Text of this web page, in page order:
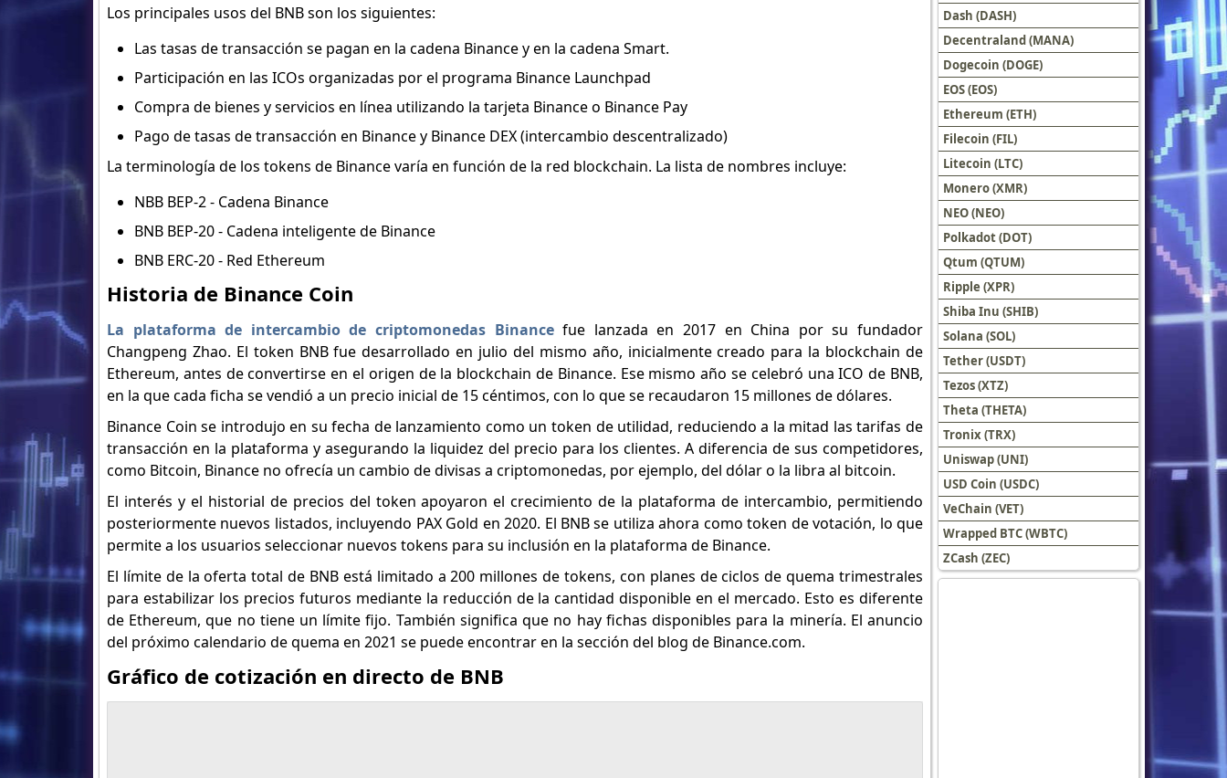
Dash (DASH)
Decentraland (MANA)
Dogecoin (DOGE)
EOS (EOS)
Ethereum (ETH)
Filecoin (FIL)
Litecoin (LTC)
Monero (XMR)
NEO (NEO)
Polkadot (DOT)
Qtum (QTUM)
Ripple (XPR)
Shiba Inu (SHIB)
Solana (SOL)
Tether (USDT)
Tezos (XTZ)
Theta (THETA)
Tronix (TRX)
Uniswap (UNI)
USD Coin (USDC)
VeChain (VET)
Wrapped BTC (WBTC)
ZCash (ZEC)
Los principales usos del BNB son los siguientes:
Las tasas de transacción se pagan en la cadena Binance y en la cadena Smart.
Participación en las ICOs organizadas por el programa Binance Launchpad
Compra de bienes y servicios en línea utilizando la tarjeta Binance o Binance Pay
Pago de tasas de transacción en Binance y Binance DEX (intercambio descentralizado)
La terminología de los tokens de Binance varía en función de la red blockchain. La lista de nombres incluye:
NBB BEP-2 - Cadena Binance
BNB BEP-20 - Cadena inteligente de Binance
BNB ERC-20 - Red Ethereum
Historia de Binance Coin
La plataforma de intercambio de criptomonedas Binancefue lanzada en 2017 en China por su fundador
Changpeng Zhao. El token BNB fue desarrollado en julio del mismo año, inicialmente creado para la blockchain de
Ethereum, antes de convertirse en el origen de la blockchain de Binance. Ese mismo año se celebró una ICO de BNB,
en la que cada ficha se vendió a un precio inicial de 15 céntimos, con lo que se recaudaron 15 millones de dólares.
Binance Coin se introdujo en su fecha de lanzamiento como un token de utilidad, reduciendo a la mitad las tarifas de
transacción en la plataforma y asegurando la liquidez del precio para los clientes. A diferencia de sus competidores,
como Bitcoin, Binance no ofrecía un cambio de divisas a criptomonedas, por ejemplo, del dólar o la libra al bitcoin.
El interés y el historial de precios del token apoyaron el crecimiento de la plataforma de intercambio, permitiendo
posteriormente nuevos listados, incluyendo PAX Gold en 2020. El BNB se utiliza ahora como token de votación, lo que
permite a los usuarios seleccionar nuevos tokens para su inclusión en la plataforma de Binance.
El límite de la oferta total de BNB está limitado a 200 millones de tokens, con planes de ciclos de quema trimestrales
para estabilizar los precios futuros mediante la reducción de la cantidad disponible en el mercado. Esto es diferente
de Ethereum, que no tiene un límite fijo. También significa que no hay fichas disponibles para la minería. El anuncio
del próximo calendario de quema en 2021 se puede encontrar en la sección del blog de Binance.com.
Gráfico de cotización en directo de BNB